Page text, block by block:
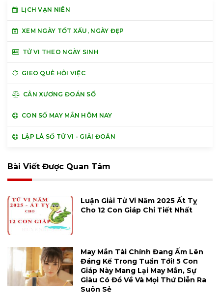
LỊCH VẠN NIÊN
XEM NGÀY TỐT XẤU, NGÀY ĐẸP
TỬ VI THEO NGÀY SINH
GIEO QUẺ HỎI VIỆC
CÂN XƯƠNG ĐOÁN SỐ
CON SỐ MAY MẮN HÔM NAY
LẬP LÁ SỐ TỬ VI - GIẢI ĐOÁN
Bài Viết Được Quan Tâm
Luận Giải Tử Vi Năm 2025 Ất Tỵ
Cho 12 Con Giáp Chi Tiết Nhất
May Mắn Tài Chính Đang Ấm Lên
Đáng Kể Trong Tuần Tới! 5 Con
Giáp Này Mang Lại May Mắn, Sự
Giàu Có Đổ Về Và Mọi Thứ Diễn Ra
Suôn Sẻ